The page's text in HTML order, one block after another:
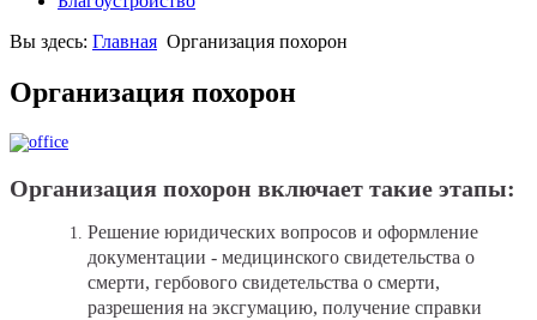
Вы здесь: Главная Организация похорон
Организация похорон
Организация похорон включает такие этапы:
Решение юридических вопросов и оформление
документации - медицинского свидетельства о
смерти, гербового свидетельства о смерти,
разрешения на эксгумацию, получение справки